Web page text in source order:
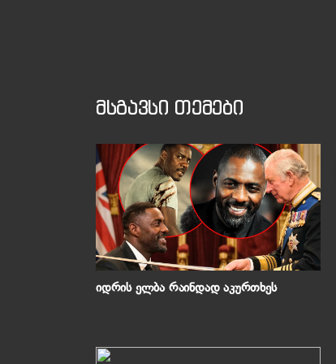
მსგავსი თემები
იდრის ელბა რაინდად აკურთხეს